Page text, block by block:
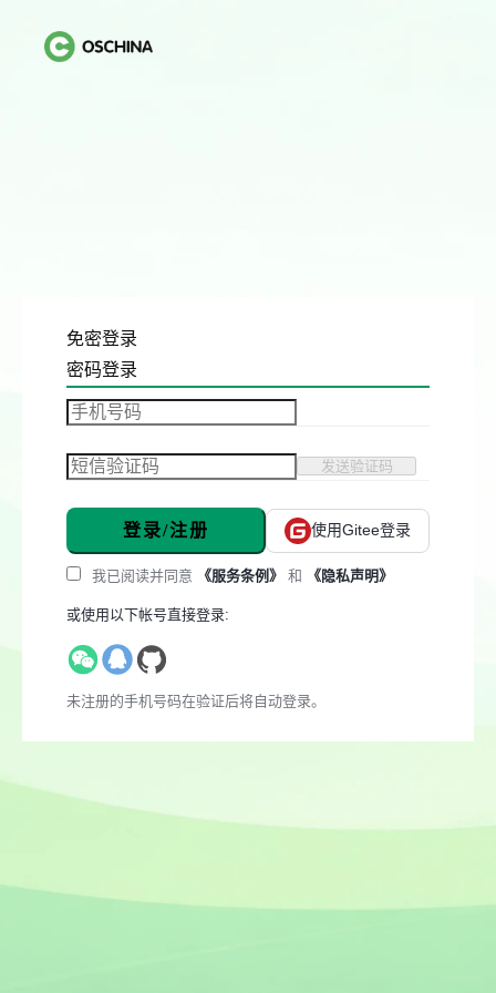
免密登录
密码登录
发送验证码
登录/注册 使用Gitee登录
我已阅读并同意 《服务条例》 和 《隐私声明》
或使用以下帐号直接登录:
未注册的手机号码在验证后将自动登录。